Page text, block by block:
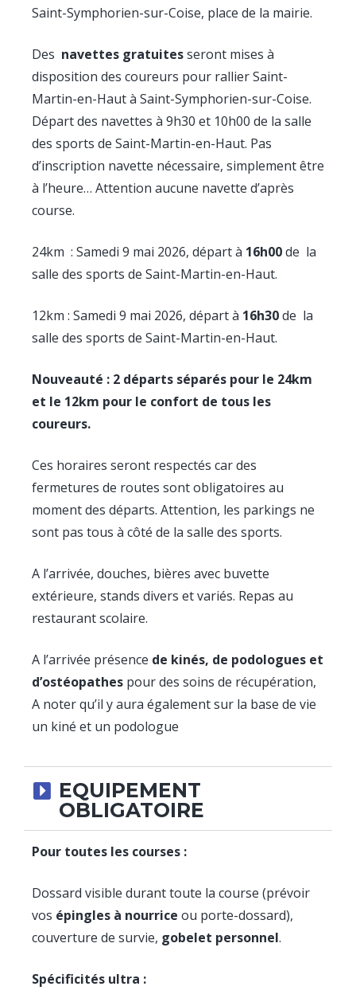
Saint-Symphorien-sur-Coise, place de la mairie.
Des navettes gratuitesseront mises à
disposition des coureurs pour rallier Saint-
Martin-en-Haut à Saint-Symphorien-sur-Coise.
Départ des navettes à 9h30 et 10h00 de la salle
des sports de Saint-Martin-en-Haut. Pas
d’inscription navette nécessaire, simplement être
à l’heure… Attention aucune navette d’après
course.
24km : Samedi 9 mai 2026, départ à 16h00de la
salle des sports de Saint-Martin-en-Haut.
12km : Samedi 9 mai 2026, départ à 16h30de la
salle des sports de Saint-Martin-en-Haut.
Nouveauté : 2 départs séparés pour le 24km
et le 12km pour le confort de tous les
coureurs.
Ces horaires seront respectés car des
fermetures de routes sont obligatoires au
moment des départs. Attention, les parkings ne
sont pas tous à côté de la salle des sports.
A l’arrivée, douches, bières avec buvette
extérieure, stands divers et variés. Repas au
restaurant scolaire.
A l’arrivée présence de kinés, de podologues et
d’ostéopathes pour des soins de récupération,
A noter qu’il y aura également sur la base de vie
un kiné et un podologue
EQUIPEMENT
OBLIGATOIRE
Pour toutes les courses :
Dossard visible durant toute la course (prévoir
vos épingles à nourrice ou porte-dossard),
couverture de survie, gobelet personnel.
Spécificités ultra :